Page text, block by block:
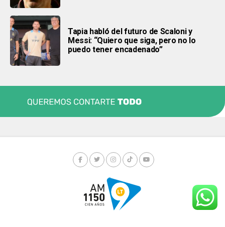
Tapia habló del futuro de Scaloni y
Messi: “Quiero que siga, pero no lo
puedo tener encadenado”